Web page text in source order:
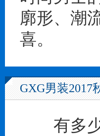
廓形、潮
喜。
GXG男装
有多少